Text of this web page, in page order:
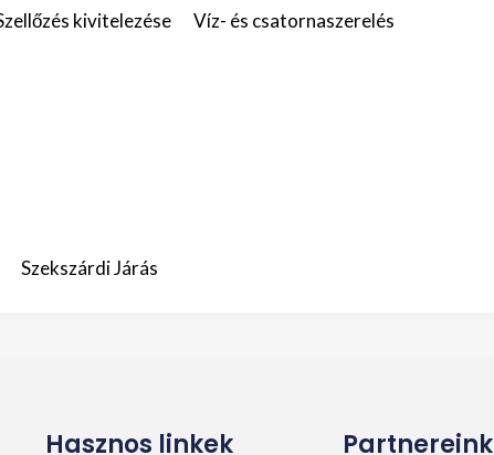
kivitelezése
Víz- és csatornaszerelés
Szekszárdi Járás
Hasznos linkek Partnereink